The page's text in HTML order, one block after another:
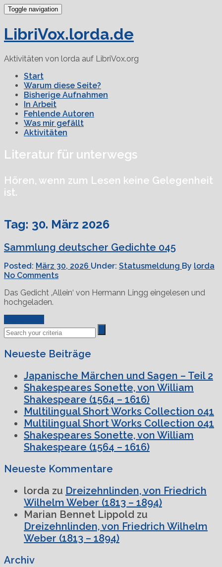
Toggle navigation
LibriVox.lorda.de
Aktivitäten von lorda auf LibriVox.org
Start
Warum diese Seite?
Bisherige Aufnahmen
In Arbeit
Fehlende Autoren
Was mir gefällt
Aktivitäten
Literatur für unterwegs
Hören, wenn zum Lesen keine Gelegenheit
ist.
Tag: 30. März 2026
Sammlung deutscher Gedichte 045
Posted: März 30, 2026 Under: Statusmeldung By lorda
No Comments
Das Gedicht ‚Allein‘ von Hermann Lingg eingelesen und
hochgeladen.
Neueste Beiträge
Japanische Märchen und Sagen – Teil 2
Shakespeares Sonette, von William
Shakespeare (1564 – 1616)
Multilingual Short Works Collection 041
Multilingual Short Works Collection 041
Shakespeares Sonette, von William
Shakespeare (1564 – 1616)
Neueste Kommentare
lorda zu Dreizehnlinden, von Friedrich
Wilhelm Weber (1813 – 1894)
Marian Bennet Lippold zu
Dreizehnlinden, von Friedrich Wilhelm
Weber (1813 – 1894)
Archiv